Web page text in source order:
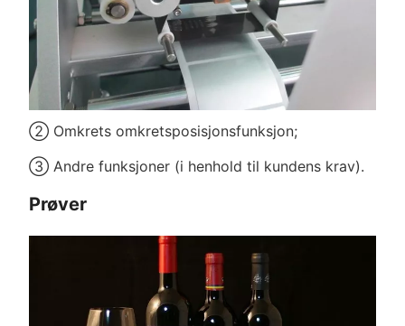
② Omkrets omkretsposisjonsfunksjon;
③ Andre funksjoner (i henhold til kundens krav).
Prøver